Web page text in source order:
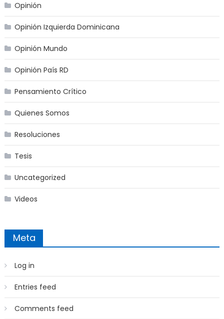
Opinión
Opinión Izquierda Dominicana
Opinión Mundo
Opinión País RD
Pensamiento Crítico
Quienes Somos
Resoluciones
Tesis
Uncategorized
Videos
Meta
Log in
Entries feed
Comments feed